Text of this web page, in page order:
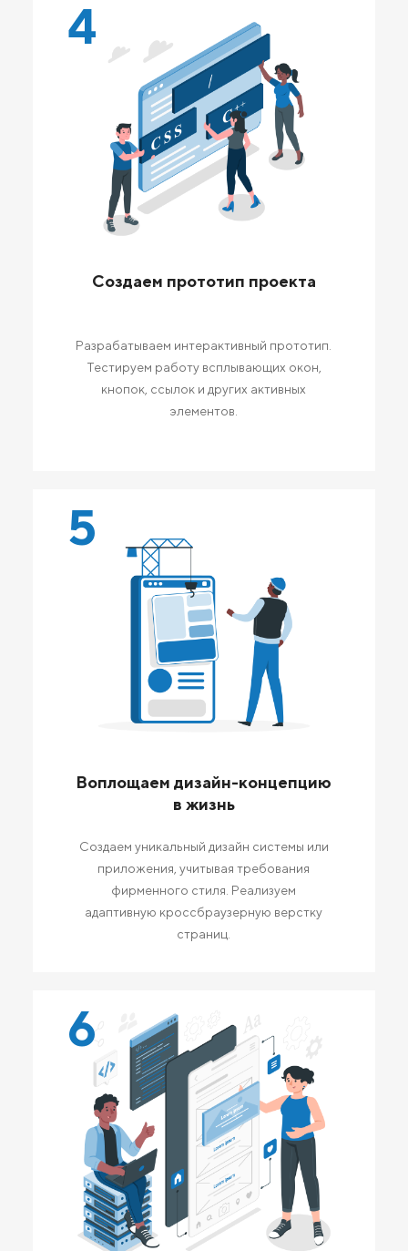
4
Создаем прототип проекта
Разрабатываем интерактивный прототип.
Тестируем работу всплывающих окон,
кнопок, ссылок и других активных
элементов.
5
Воплощаем дизайн-концепцию
в жизнь
Создаем уникальный дизайн системы или
приложения, учитывая требования
фирменного стиля. Реализуем
адаптивную кроссбраузерную верстку
страниц.
6